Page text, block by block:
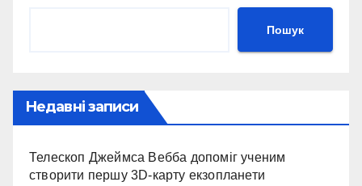
Пошук
Недавні записи
Телескоп Джеймса Вебба допоміг ученим
створити першу 3D-карту екзопланети